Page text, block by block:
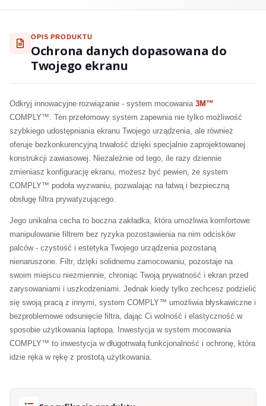
OPIS PRODUKTU
Ochrona danych dopasowana do
Twojego ekranu
Odkryj innowacyjne rozwiązanie - system mocowania 3M™
COMPLY™. Ten przełomowy system zapewnia nie tylko możliwość
szybkiego udostępniania ekranu Twojego urządzenia, ale również
oferuje bezkonkurencyjną trwałość dzięki specjalnie zaprojektowanej
konstrukcji zawiasowej. Niezależnie od tego, ile razy dziennie
zmieniasz konfigurację ekranu, możesz być pewien, że system
COMPLY™ podoła wyzwaniu, pozwalając na łatwą i bezpieczną
obsługę filtra prywatyzującego.
Jego unikalna cecha to boczna zakładka, która umożliwia komfortowe
manipulowanie filtrem bez ryzyka pozostawienia na nim odcisków
palców - czystość i estetyka Twojego urządzenia pozostaną
nienaruszone. Filtr, dzięki solidnemu zamocowaniu, pozostaje na
swoim miejscu niezmiennie, chroniąc Twoją prywatność i ekran przed
zarysowaniami i uszkodzeniami. Jednak kiedy tylko zechcesz podzielić
się swoją pracą z innymi, system COMPLY™ umożliwia błyskawiczne i
bezproblemowe odsunięcie filtra, dając Ci wolność i elastyczność w
sposobie użytkowania laptopa. Inwestycja w system mocowania
COMPLY™ to inwestycja w długotrwałą funkcjonalność i ochronę, która
idzie ręka w rękę z prostotą użytkowania.